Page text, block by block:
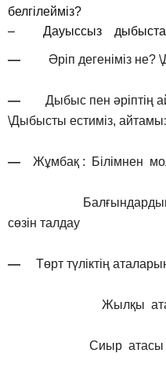
белгілейміз?
– Дауыссыз
— Әріп дегеніміз не?
— Дыбыс пен әріптің
\Дыбысты естиміз,
— Жұмбақ : Білімнен
Балғындардың
сөзін талдау
— Төрт түліктің
Жылқы атасы-
Сиыр атасы —